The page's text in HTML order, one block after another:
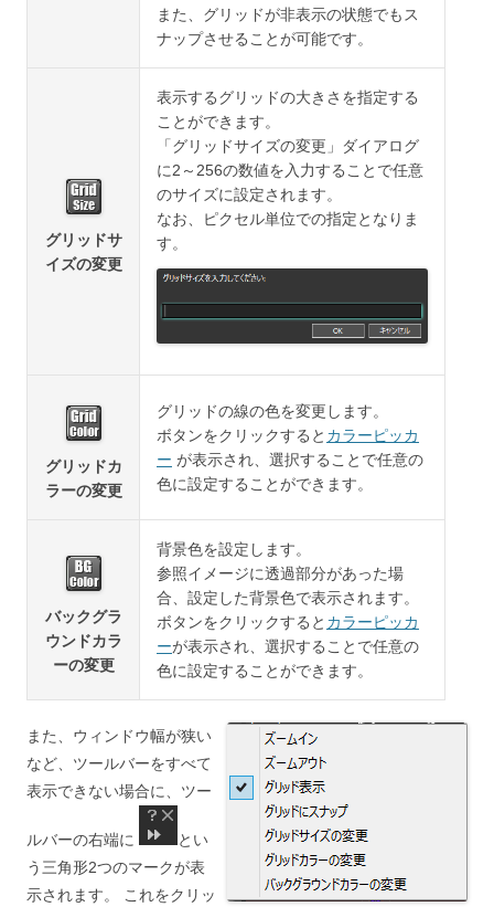
また、グリッドが非表示の状態でもス
ナップさせることが可能です。
グリッドサ
イズの変更
表示するグリッドの大きさを指定する
ことができます。
「グリッドサイズの変更」ダイアログ
に2～256の数値を入力することで任意
のサイズに設定されます。
なお、ピクセル単位での指定となりま
す。
グリッドカ
ラーの変更
グリッドの線の色を変更します。
ボタンをクリックすると カラーピッカ
ー が表示され、選択することで任意の
色に設定することができます。
バックグラ
ウンドカラ
ーの変更
背景色を設定します。
参照イメージに透過部分があった場
合、設定した背景色で表示されます。
ボタンをクリックすると カラーピッカ
ーが表示され、選択することで任意の
色に設定することができます。
また、ウィンドウ幅が狭い
など、ツールバーをすべて
表示できない場合に、ツー
ルバーの右端に
とい
う三角形2つのマークが表
示されます。 これをクリッ